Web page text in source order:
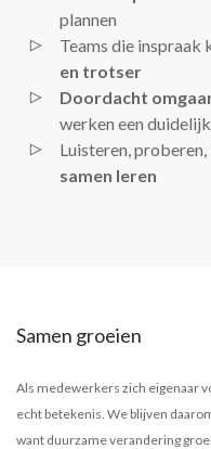
plannen
Teams die inspraak
en trotser
Doordacht
werken een
Luisteren,
samen leren
Samen groeien
Als medewerkers zich eigenaar
echt betekenis. We blijven
want duurzame verandering